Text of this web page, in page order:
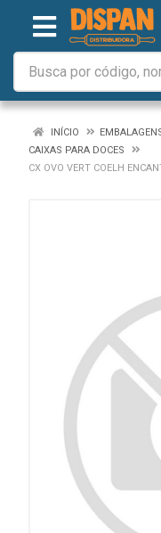
INÍCIO
CAIXAS PARA DOCES
CX OVO VERT COELH